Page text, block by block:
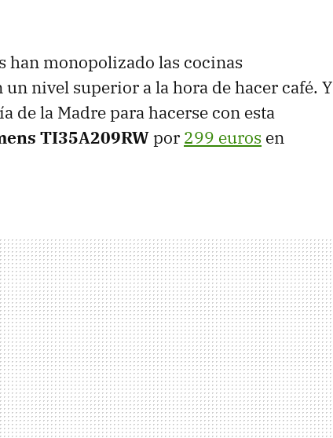
han monopolizado las cocinas
nivel superior a la hora de hacer café. Y
de la Madre para hacerse con esta
TI35A209RWpor 299 euros en